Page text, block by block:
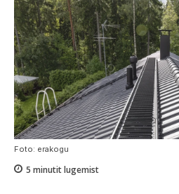
Foto: erakogu
5 minutit lugemist